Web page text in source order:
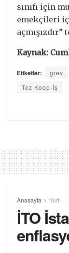
sınıfı için
emekçileri
Kaynak:
Etiketler: grev
Tez Koop-İş
Anasayfa Yurt
İTO